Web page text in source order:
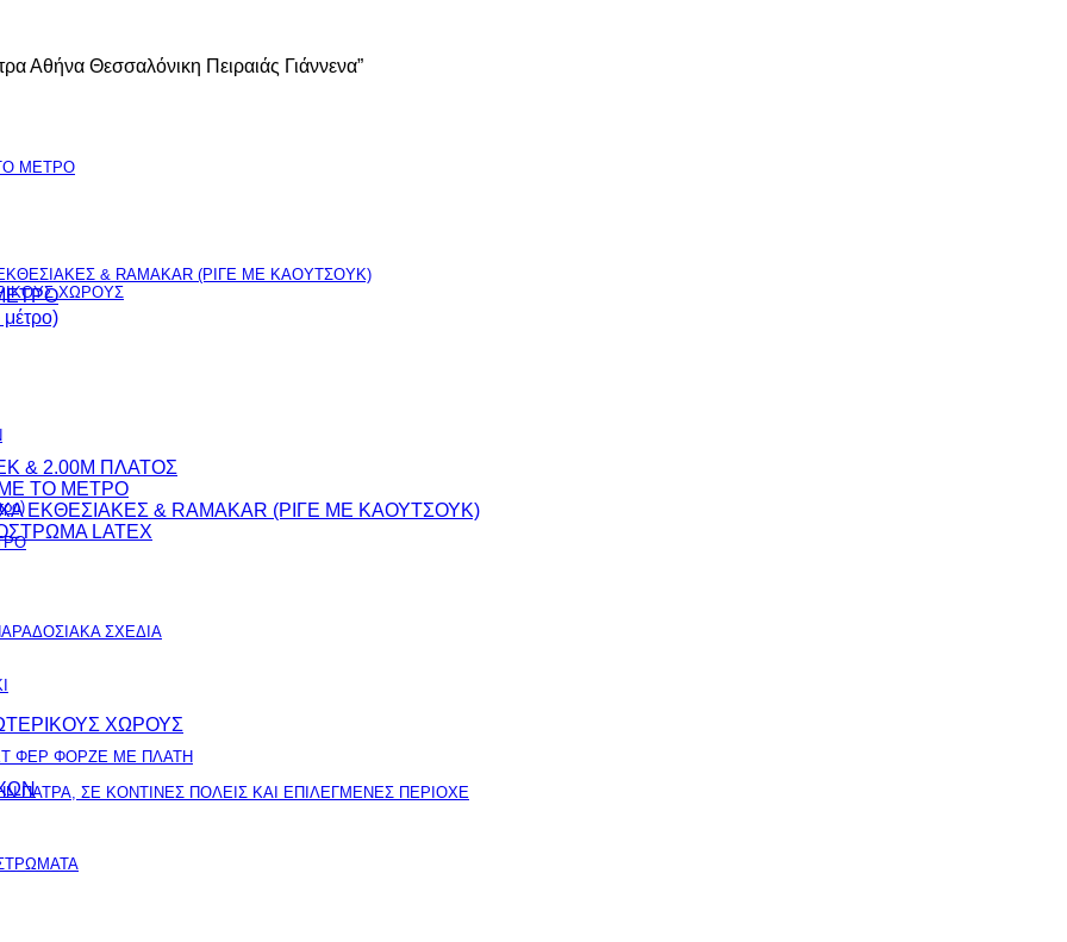
ΜΕΤΡΟ
& RAMAKAR (ΡΙΓΕ ΜΕ ΚΑΟΥΤΣΟΥΚ)
ΧΩΡΟΥΣ
ΣΧΕΔΙΑ
ΦΕΡ ΦΟΡΖΕ ΜΕ ΠΛΑΤΗ
ΠΑΤΡΑ, ΣΕ ΚΟΝΤΙΝΕΣ ΠΟΛΕΙΣ ΚΑΙ ΕΠΙΛΕΓΜΕΝΕΣ ΠΕΡΙΟΧΕ
Αθήνα Θεσσαλόνικη Πειραιάς Γιάννενα”
& 2.00M ΠΛΑΤΟΣ
TO ΜΕΤΡΟ
& RAMAKAR (ΡΙΓΕ ΜΕ ΚΑΟΥΤΣΟΥΚ)
LATEX
ΧΩΡΟΥΣ